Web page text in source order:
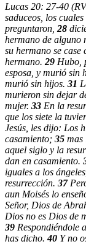
Lucas 20: 27-40
saduceos, los
preguntaron, 28
hermano de alguno
su hermano se case
hermano. 29 Hubo,
esposa, y murió sin
murió sin hijos. 31
murieron sin dejar
mujer. 33 En la
que los siete la
Jesús, les dijo: Los
casamiento; 35 mas
aquel siglo y la
dan en casamiento.
iguales a los
resurrección. 37
aun Moisés lo
Señor, Dios de
Dios no es Dios de
39 Respondiéndole
has dicho.40 Y no